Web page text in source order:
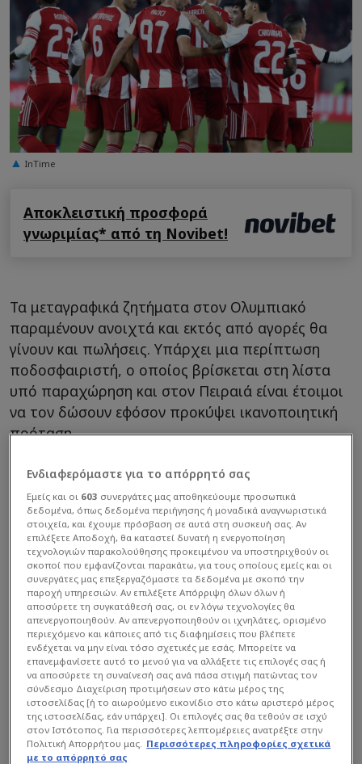
InTime
Αποκλειστική προσφορά
γνωριμίας* από τη Novibet!
Τα μεταγραφικά ζητήματα στον Ολυμπιακό
παραμένουν ανοιχτά και εκτός από αγορές θα
γίνουν και πωλήσεις. Υπάρχει μια περίπτωση
ποδοσφαιριστή, ο οποίος βρίσκεται στη λίστα
υπό παραχώρηση και στον Πειραιά είναι έτοιμοι
να τον δώσουν εφόσον προκύψει ικανοποιητική
πρόταση.
Ενδιαφερόμαστε για το απόρρητό σας
Εμείς και οι 603 συνεργάτες μας αποθηκεύουμε προσωπικά
δεδομένα, όπως δεδομένα περιήγησης ή μοναδικά αναγνωριστικά
στοιχεία, και έχουμε πρόσβαση σε αυτά στη συσκευή σας. Αν
επιλέξετε Αποδοχή, θα καταστεί δυνατή η ενεργοποίηση
τεχνολογιών παρακολούθησης προκειμένου να υποστηριχθούν οι
σκοποί που εμφανίζονται παρακάτω, για τους οποίους εμείς και οι
συνεργάτες μας επεξεργαζόμαστε τα δεδομένα με σκοπό την
παροχή υπηρεσιών. Αν επιλέξετε Απόρριψη όλων όλων ή
αποσύρετε τη συγκατάθεσή σας, οι εν λόγω τεχνολογίες θα
απενεργοποιηθούν. Αν απενεργοποιηθούν οι ιχνηλάτες, ορισμένο
περιεχόμενο και κάποιες από τις διαφημίσεις που βλέπετε
ενδέχεται να μην είναι τόσο σχετικές με εσάς. Μπορείτε να
επανεμφανίσετε αυτό το μενού για να αλλάξετε τις επιλογές σας ή
να αποσύρετε τη συναίνεσή σας ανά πάσα στιγμή πατώντας τον
σύνδεσμο Διαχείριση προτιμήσεων στο κάτω μέρος της
ιστοσελίδας [ή το αιωρούμενο εικονίδιο στο κάτω αριστερό μέρος
της ιστοσελίδας, εάν υπάρχει]. Οι επιλογές σας θα τεθούν σε ισχύ
στον Ιστότοπος. Για περισσότερες λεπτομέρειες ανατρέξτε στην
Πολιτική Απορρήτου μας. Περισσότερες πληροφορίες σχετικά
με το απόρρητό σας